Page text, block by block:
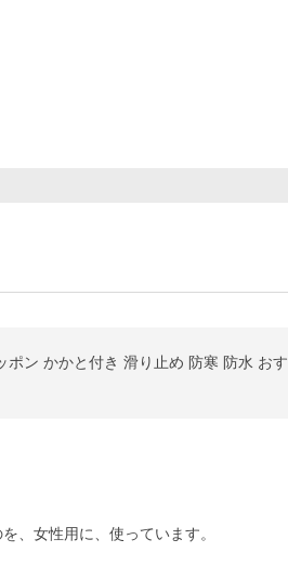
ン かかと付き 滑り止め 防寒 防水 お
、女性用に、使っています。